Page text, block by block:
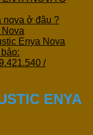
nova ở đâu ?
Enya Nova
/
ENYA